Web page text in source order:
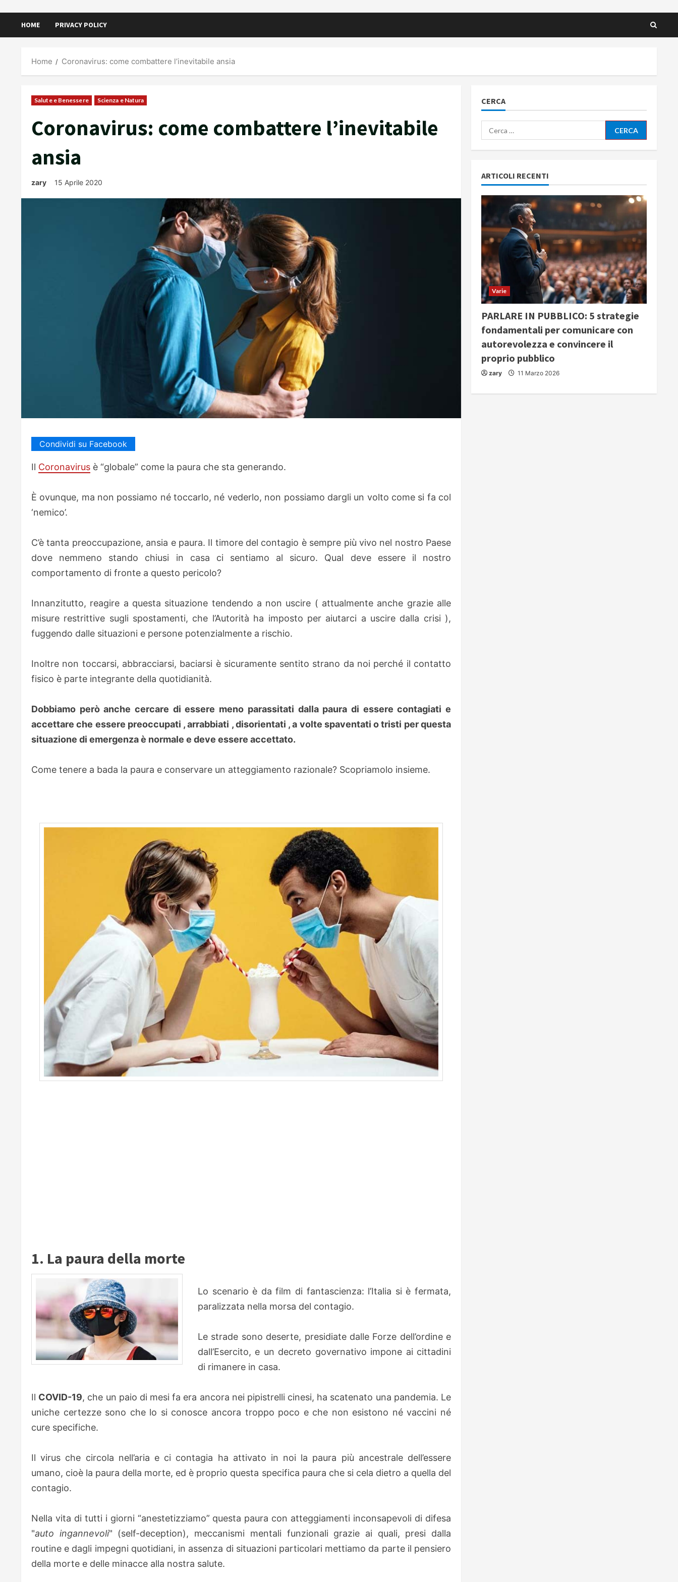
HOME PRIVACY POLICY
Home Coronavirus: come combattere l’inevitabile ansia
Salute e Benessere Scienza e Natura
Coronavirus: come combattere l’inevitabile
ansia
zary 15 Aprile 2020
Condividi su Facebook
Il Coronavirus è “globale” come la paura che sta generando.
È ovunque, ma non possiamo né toccarlo, né vederlo, non possiamo dargli un volto come si fa col
‘nemico’.
C’è tanta preoccupazione, ansia e paura. Il timore del contagio è sempre più vivo nel nostro Paese
dove nemmeno stando chiusi in casa ci sentiamo al sicuro. Qual deve essere il nostro
comportamento di fronte a questo pericolo?
Innanzitutto, reagire a questa situazione tendendo a non uscire ( attualmente anche grazie alle
misure restrittive sugli spostamenti, che l’Autorità ha imposto per aiutarci a uscire dalla crisi ),
fuggendo dalle situazioni e persone potenzialmente a rischio.
Inoltre non toccarsi, abbracciarsi, baciarsi è sicuramente sentito strano da noi perché il contatto
fisico è parte integrante della quotidianità.
Dobbiamo però anche cercare di essere meno parassitati dalla paura di essere contagiati e
accettare che essere preoccupati , arrabbiati , disorientati , a volte spaventati o tristi per questa
situazione di emergenza è normale e deve essere accettato.
Come tenere a bada la paura e conservare un atteggiamento razionale? Scopriamolo insieme.
1. La paura della morte
Lo scenario è da film di fantascienza: l’Italia si è fermata,
paralizzata nella morsa del contagio.
Le strade sono deserte, presidiate dalle Forze dell’ordine e
dall’Esercito, e un decreto governativo impone ai cittadini
di rimanere in casa.
Il COVID-19, che un paio di mesi fa era ancora nei pipistrelli cinesi, ha scatenato una pandemia. Le
uniche certezze sono che lo si conosce ancora troppo poco e che non esistono né vaccini né
cure specifiche.
Il virus che circola nell’aria e ci contagia ha attivato in noi la paura più ancestrale dell’essere
umano, cioè la paura della morte, ed è proprio questa specifica paura che si cela dietro a quella del
contagio.
Nella vita di tutti i giorni “anestetizziamo” questa paura con atteggiamenti inconsapevoli di difesa
"auto ingannevoli" (self-deception), meccanismi mentali funzionali grazie ai quali, presi dalla
routine e dagli impegni quotidiani, in assenza di situazioni particolari mettiamo da parte il pensiero
della morte e delle minacce alla nostra salute.
CERCA
Ricerca
per:
ARTICOLI RECENTI
Varie
PARLARE IN PUBBLICO: 5 strategie
fondamentali per comunicare con
autorevolezza e convincere il
proprio pubblico
zary 11 Marzo 2026